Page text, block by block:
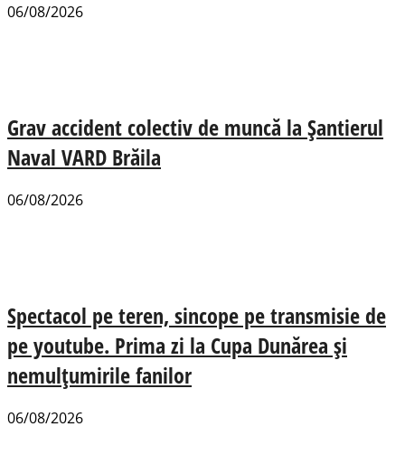
06/08/2026
Grav accident colectiv de muncă la Șantierul
Naval VARD Brăila
06/08/2026
Spectacol pe teren, sincope pe transmisie de
pe youtube. Prima zi la Cupa Dunărea și
nemulțumirile fanilor
06/08/2026